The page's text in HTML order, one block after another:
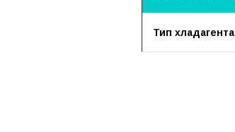
Тип хладагента